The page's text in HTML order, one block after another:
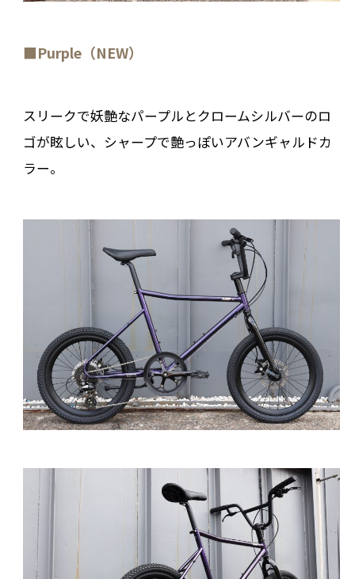
■Purple（NEW）
スリークで妖艶なパープルとクロームシルバーのロ
ゴが眩しい、シャープで艶っぽいアバンギャルドカ
ラー。